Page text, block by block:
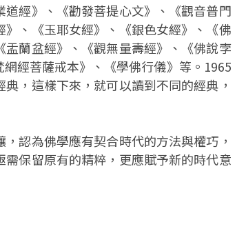
經》、《勸發菩提心文》、《觀音普門
、《玉耶女經》、《銀色女經》、《佛
蘭盆經》、《觀無量壽經》、《佛說孛
經菩薩戒本》、《學佛行儀》等。1965
，這樣下來，就可以讀到不同的經典，
認為佛學應有契合時代的方法與權巧，
保留原有的精粹，更應賦予新的時代意